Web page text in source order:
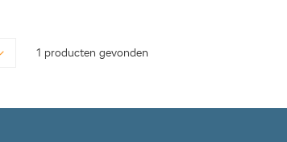
1 producten gevonden